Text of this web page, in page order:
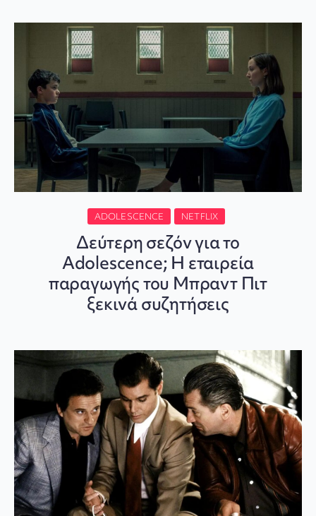
ADOLESCENCE NETFLIX
Δεύτερη σεζόν για το
Adolescence; Η εταιρεία
παραγωγής του Μπραντ Πιτ
ξεκινά συζητήσεις